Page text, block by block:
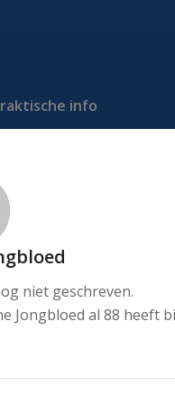
info
niet geschreven.
Jongbloed al 88 heeft